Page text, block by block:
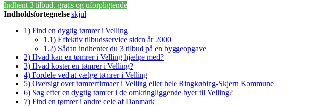
Indhent 3 tilbud, gratis og uforpligtende
Indholdsfortegnelse skjul
1) Find en dygtig tømrer i Velling
1.1) Effektiv tilbudsservice siden år 2000
1.2) Sådan indhenter du 3 tilbud på en byggeopgave
2) Hvad kan en tømrer i Velling hjælpe med?
3) Hvad koster en tømrer i Velling?
4) Fordele ved at vælge tømrer i Velling
5) Oversigt over tømrerfirmaer i Velling eller hele Ringkøbing-Skjern Kommune
6) Søg efter en dygtig tømrer i de omkringliggende byer til Velling?
7) Find en tømrer i andre dele af Danmark